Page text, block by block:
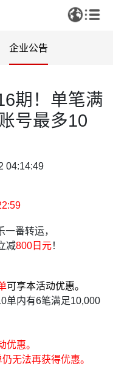
企业公告
期！单笔满
号最多10
04:14:49
番转运，
减800日元！
可享本活动优惠。
单内有6笔满足10,000
优惠。
无法再获得优惠。